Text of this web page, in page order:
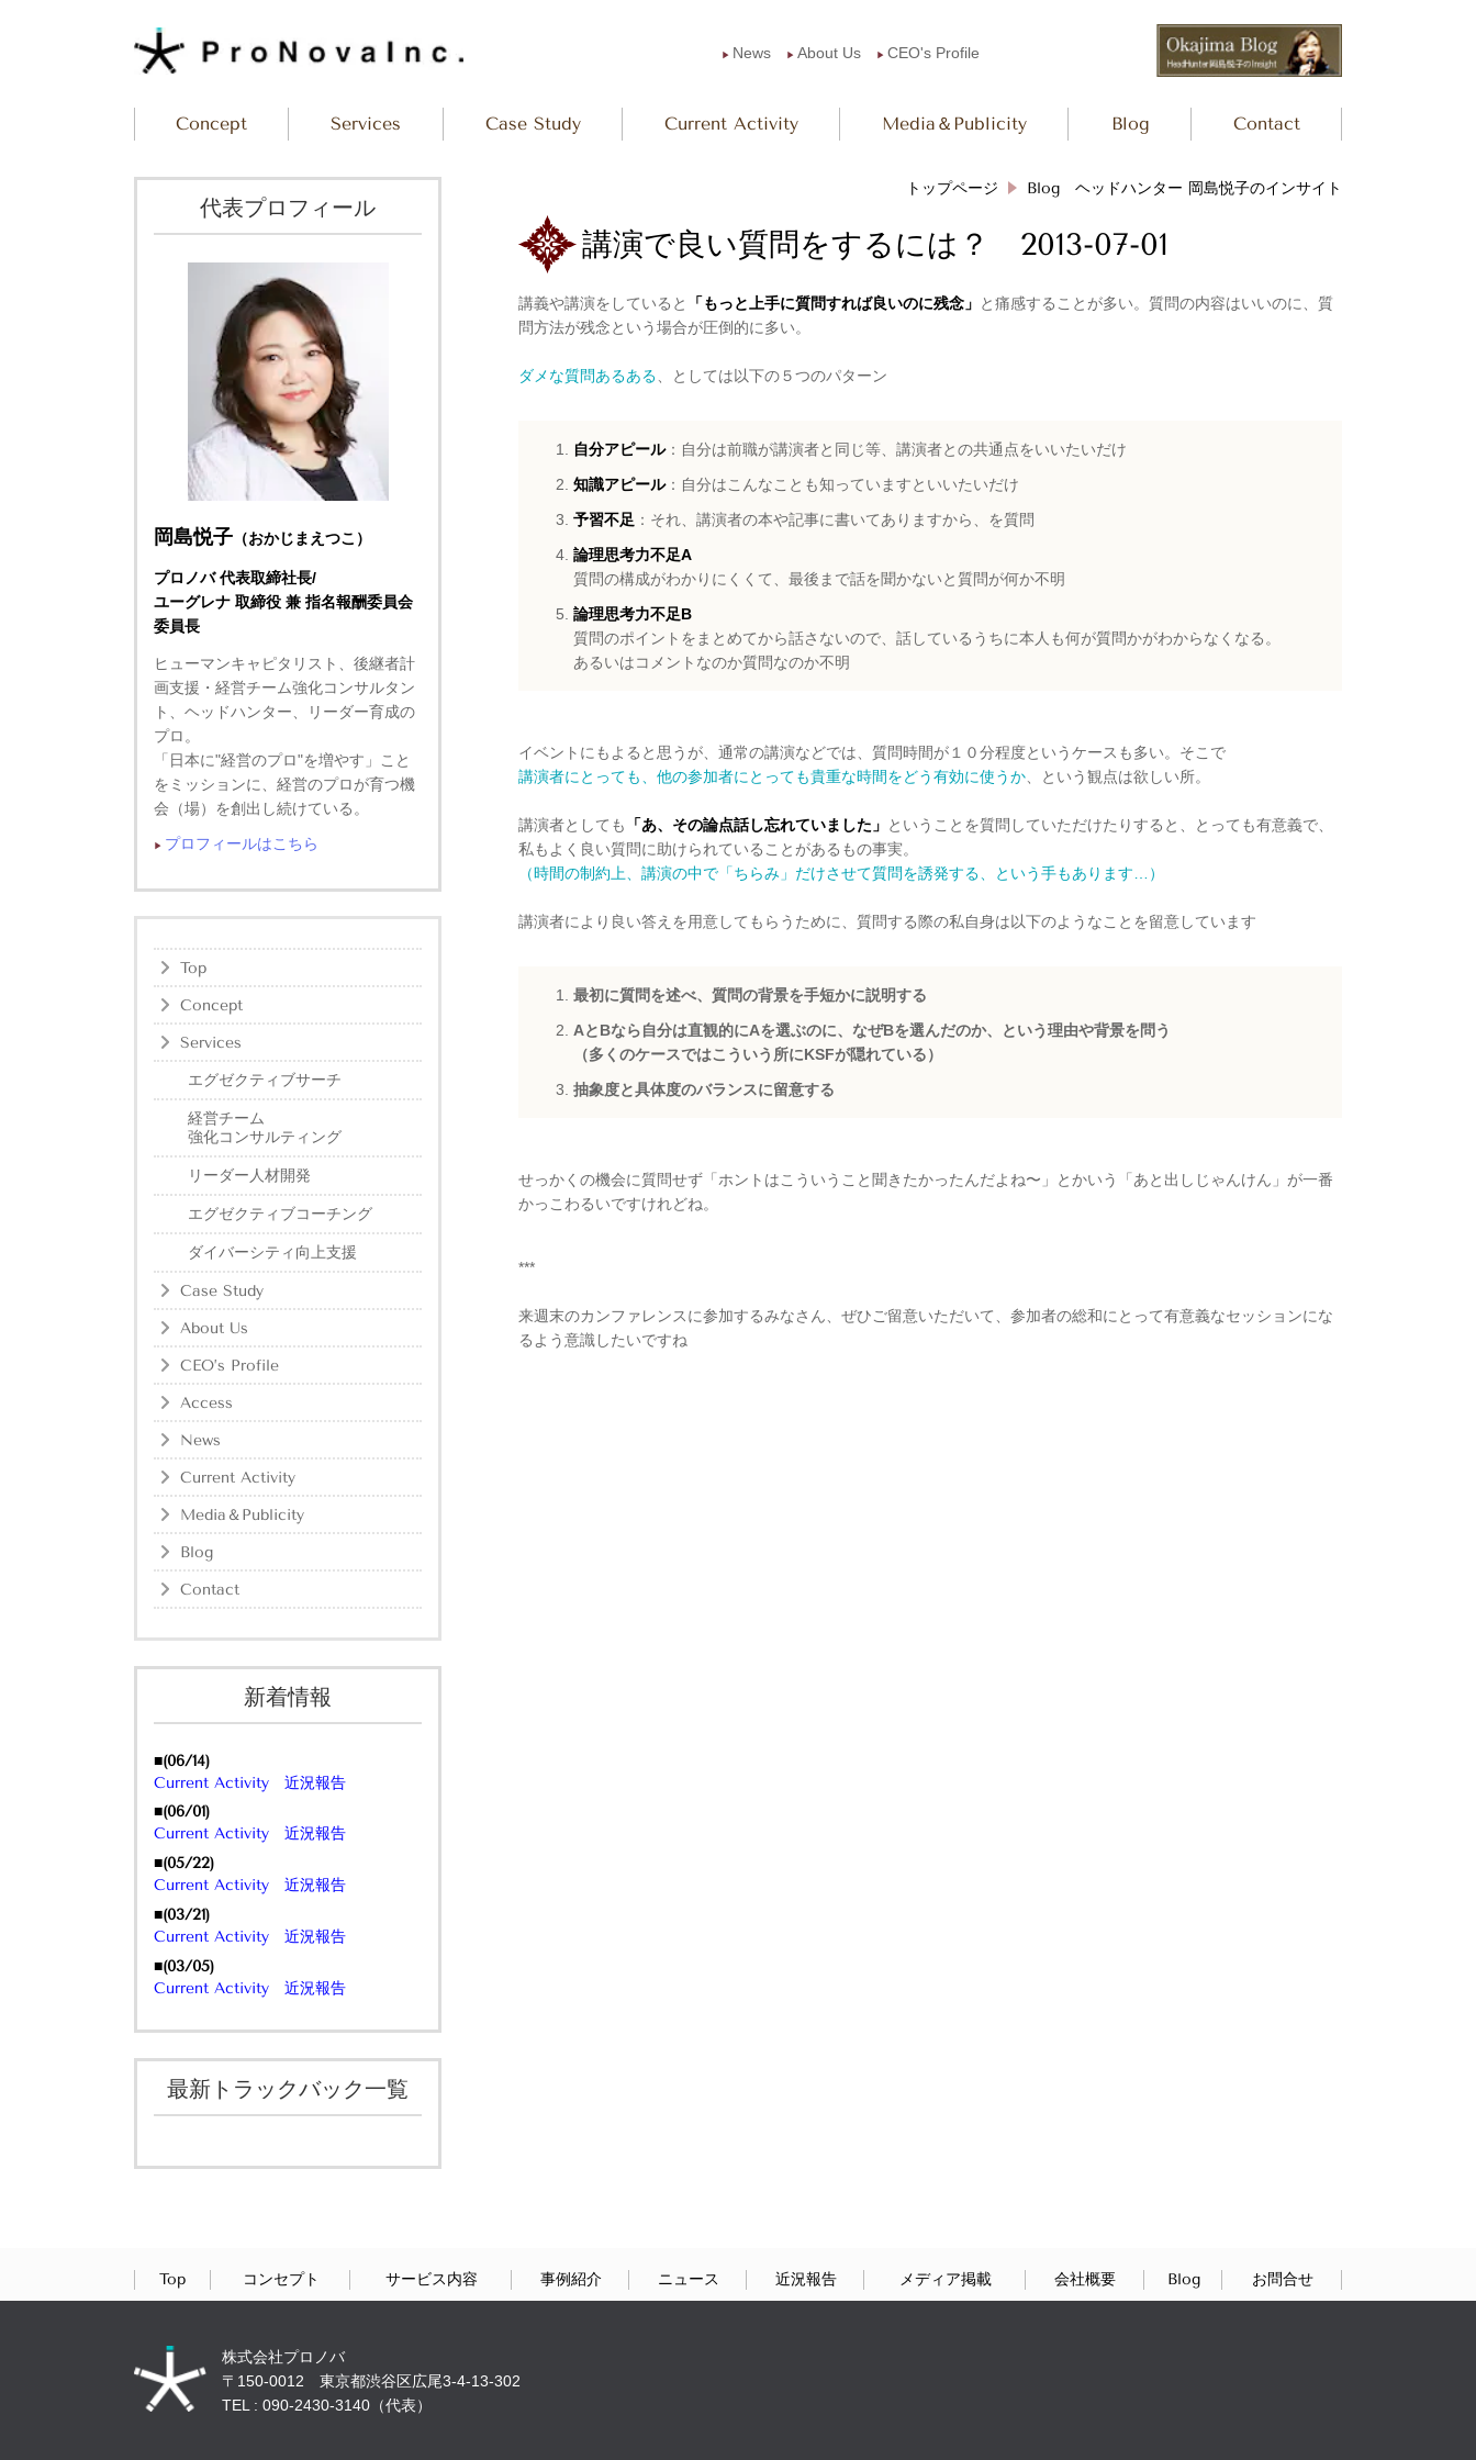
▶︎ News ▶︎ About Us ▶︎ CEO's Profile
Concept Services Case Study Current Activity Media＆Publicity Blog Contact
トップページ Blog ヘッドハンター 岡島悦子のインサイト
講演で良い質問をするには？ 2013-07-01
講義や講演をしていると 「もっと上手に質問すれば良いのに残念」 と痛感することが多い。質問の内容はいいのに、質
問方法が残念という場合が圧倒的に多い。
ダメな質問あるある 、としては以下の５つのパターン
自分アピール：自分は前職が講演者と同じ等、講演者との共通点をいいたいだけ
知識アピール：自分はこんなことも知っていますといいたいだけ
予習不足 ：それ、講演者の本や記事に書いてありますから、を質問
論理思考力不足A
質問の構成がわかりにくくて、最後まで話を聞かないと質問が何か不明
論理思考力不足B
質問のポイントをまとめてから話さないので、話しているうちに本人も何が質問かがわからなくなる。
あるいはコメントなのか質問なのか不明
イベントにもよると思うが、通常の講演などでは、質問時間が１０分程度というケースも多い。そこで
講演者にとっても、他の参加者にとっても貴重な時間をどう有効に使うか 、という観点は欲しい所。
講演者としても 「あ、その論点話し忘れていました」 ということを質問していただけたりすると、とっても有意義で、
私もよく良い質問に助けられていることがあるもの事実。
（時間の制約上、講演の中で「ちらみ」だけさせて質問を誘発する、という手もあります…）
講演者により良い答えを用意してもらうために、質問する際の私自身は以下のようなことを留意しています
最初に質問を述べ、質問の背景を手短かに説明する
AとBなら自分は直観的にAを選ぶのに、なぜBを選んだのか、という理由や背景を問う
（多くのケースではこういう所にKSFが隠れている）
抽象度と具体度のバランスに留意する
せっかくの機会に質問せず「ホントはこういうこと聞きたかったんだよね〜」とかいう「あと出しじゃんけん」が一番
かっこわるいですけれどね。
***
来週末のカンファレンスに参加するみなさん、ぜひご留意いただいて、参加者の総和にとって有意義なセッションにな
るよう意識したいですね
代表プロフィール
岡島悦子 （おかじまえつこ）
プロノバ 代表取締社長/
ユーグレナ 取締役 兼 指名報酬委員会
委員長
ヒューマンキャピタリスト、後継者計
画支援・経営チーム強化コンサルタン
ト、ヘッドハンター、リーダー育成の
プロ。
「日本に"経営のプロ"を増やす」こと
をミッションに、経営のプロが育つ機
会（場）を創出し続けている。
▶︎ プロフィールはこちら
Top
Concept
Services
エグゼクティブサーチ
経営チーム
強化コンサルティング
リーダー人材開発
エグゼクティブコーチング
ダイバーシティ向上支援
Case Study
About Us
CEO’s Profile
Access
News
Current Activity
Media＆Publicity
Blog
Contact
新着情報
■(06/14)
Current Activity 近況報告
■(06/01)
Current Activity 近況報告
■(05/22)
Current Activity 近況報告
■(03/21)
Current Activity 近況報告
■(03/05)
Current Activity 近況報告
最新トラックバック一覧
Top コンセプト サービス内容 事例紹介 ニュース 近況報告 メディア掲載 会社概要 Blog お問合せ
株式会社プロノバ
〒150-0012 東京都渋谷区広尾3-4-13-302
TEL : 090-2430-3140（代表）